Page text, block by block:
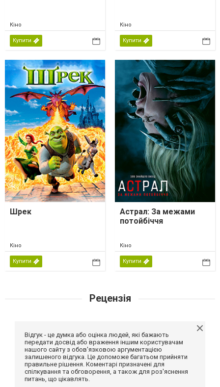
Кіно
Купити
Кіно
Купити
Шрек
Кіно
Купити
Астрал: За межами
потойбіччя
Кіно
Купити
Рецензія
Відгук - це думка або оцінка людей, які бажають
передати досвід або враження іншим користувачам
нашого сайту з обов'язковою аргументацією
залишеного відгука. Це допоможе багатьом прийняти
правильне рішення. Коментарі призначені для
спілкування та обговорення, а також для роз'яснення
питань, що цікавлять.